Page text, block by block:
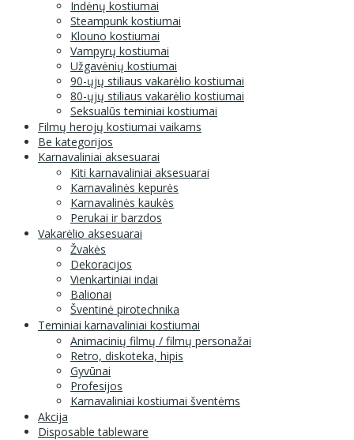
Indėnų kostiumai
Steampunk kostiumai
Klouno kostiumai
Vampyrų kostiumai
Užgavėnių kostiumai
90-ųjų stiliaus vakarėlio kostiumai
80-ųjų stiliaus vakarėlio kostiumai
Seksualūs teminiai kostiumai
Filmų herojų kostiumai vaikams
Be kategorijos
Karnavaliniai aksesuarai
Kiti karnavaliniai aksesuarai
Karnavalinės kepurės
Karnavalinės kaukės
Perukai ir barzdos
Vakarėlio aksesuarai
Žvakės
Dekoracijos
Vienkartiniai indai
Balionai
Šventinė pirotechnika
Teminiai karnavaliniai kostiumai
Animacinių filmų / filmų personažai
Retro, diskoteka, hipis
Gyvūnai
Profesijos
Karnavaliniai kostiumai šventėms
Akcija
Disposable tableware